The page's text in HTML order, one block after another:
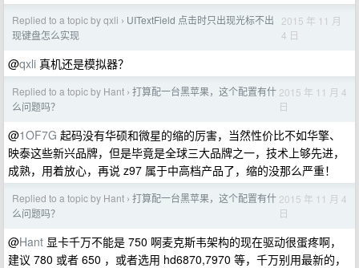
Replied to a topic by qxli › UITextField 点击时只出现光标不出
现键盘怎么实现
2015 年 11 月
4 日
@qxli 真机还是模拟器？
Replied to a topic by Hant › 打算配一台黑苹果，这个配置有什
么问题吗？
2015 年 11 月 4
日
@1OF7G 起码没有华硕和微星的缩的厉害，当然性价比不如华擎、
映泰这些新兴品牌，但是毕竟是全球三大品牌之一，技术上够先进，
成熟，用着放心，再说 z97 属于中高档产品了，缩的没那么严重！
Replied to a topic by Hant › 打算配一台黑苹果，这个配置有什
么问题吗？
2015 年 11 月 4
日
@Hant 显卡千万不能是 750 啊麦克斯韦架构的现在驱动很蛋疼啊，
建议 780 或者 650 ，或者选用 hd6870,7970 等，千万别用最新的，